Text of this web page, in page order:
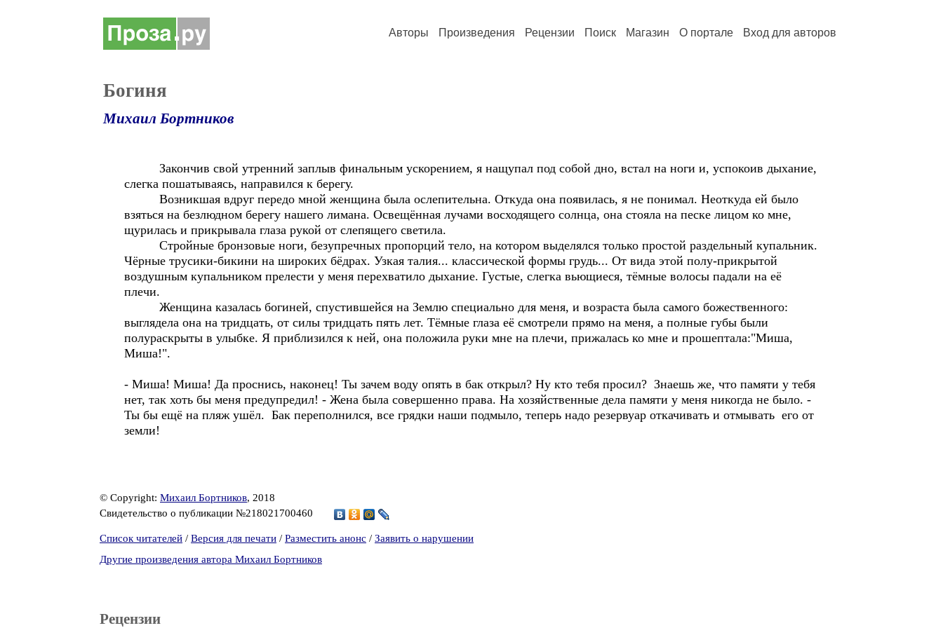
Авторы Произведения Рецензии Поиск Магазин О портале Вход для авторов
Богиня
Михаил Бортников
Закончив свой утренний заплыв финальным ускорением, я нащупал под собой дно, встал на ноги и, успокоив дыхание,
слегка пошатываясь, направился к берегу.
Возникшая вдруг передо мной женщина была ослепительна. Откуда она появилась, я не понимал. Неоткуда ей было
взяться на безлюдном берегу нашего лимана. Освещённая лучами восходящего солнца, она стояла на песке лицом ко мне,
щурилась и прикрывала глаза рукой от слепящего светила.
Стройные бронзовые ноги, безупречных пропорций тело, на котором выделялся только простой раздельный купальник.
Чёрные трусики-бикини на широких бёдрах. Узкая талия... классической формы грудь... От вида этой полу-прикрытой
воздушным купальником прелести у меня перехватило дыхание. Густые, слегка вьющиеся, тёмные волосы падали на её
плечи.
Женщина казалась богиней, спустившейся на Землю специально для меня, и возраста была самого божественного:
выглядела она на тридцать, от силы тридцать пять лет. Тёмные глаза её смотрели прямо на меня, а полные губы были
полураскрыты в улыбке. Я приблизился к ней, она положила руки мне на плечи, прижалась ко мне и прошептала:"Миша,
Миша!".
- Миша! Миша! Да проснись, наконец! Ты зачем воду опять в бак открыл? Ну кто тебя просил? Знаешь же, что памяти у тебя
нет, так хоть бы меня предупредил! - Жена была совершенно права. На хозяйственные дела памяти у меня никогда не было. -
Ты бы ещё на пляж ушёл. Бак переполнился, все грядки наши подмыло, теперь надо резервуар откачивать и отмывать его от
земли!
© Copyright: Михаил Бортников, 2018
Свидетельство о публикации №218021700460
Список читателей / Версия для печати / Разместить анонс / Заявить о нарушении
Другие произведения автора Михаил Бортников
Рецензии